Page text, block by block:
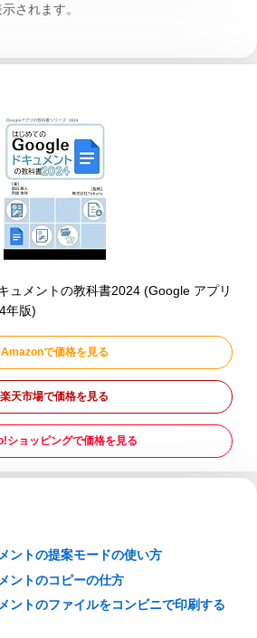
されます。
ュメントの教科書2024 (Google アプリ
年版)
Amazonで価格を見る
楽天市場で価格を見る
ショッピングで価格を見る
ントの提案モードの使い方
ントのコピーの仕方
ントのファイルをコンビニで印刷する